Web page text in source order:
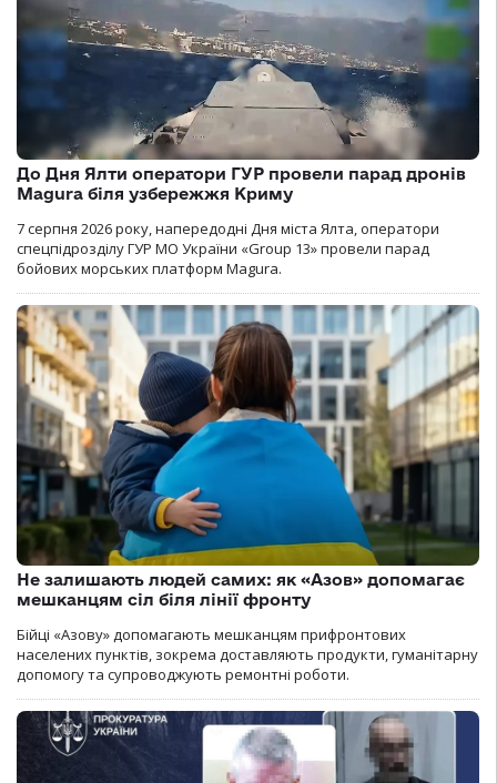
До Дня Ялти оператори ГУР провели парад дронів
Magura біля узбережжя Криму
7 серпня 2026 року, напередодні Дня міста Ялта, оператори
спецпідрозділу ГУР МО України «Group 13» провели парад
бойових морських платформ Magura.
Не залишають людей самих: як «Азов» допомагає
мешканцям сіл біля лінії фронту
Бійці «Азову» допомагають мешканцям прифронтових
населених пунктів, зокрема доставляють продукти, гуманітарну
допомогу та супроводжують ремонтні роботи.